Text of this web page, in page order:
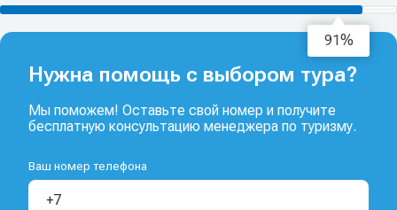
93%
Нужна помощь с выбором тура?
Мы поможем! Оставьте свой номер и получите
бесплатную консультацию менеджера по туризму.
Ваш номер телефона